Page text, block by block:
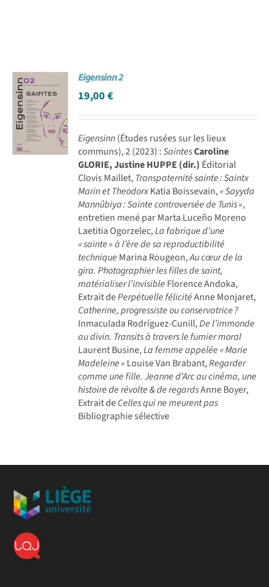
Eigensinn 2
19,00€
Eigensinn(Études rusées sur les lieux
communs), 2 (2023) :SaintesCaroline
GLORIE, Justine HUPPE (dir.) Éditorial
Clovis Maillet,Transpaternité sainte : Saintx
Marin et TheodorxKatia Boissevain,« Sayyda
Mannûbiya : Sainte controversée de Tunis »,
entretien mené par Marta Luceño Moreno
Laetitia Ogorzelec,La fabrique d’une
« sainte » à l’ère de sa reproductibilité
technique Marina Rougeon,Au cœur de la
gira. Photographier les filles de saint,
matérialiser l’invisible Florence Andoka,
Extrait dePerpétuelle félicitéAnne Monjaret,
Catherine, progressiste ou conservatrice ?
Inmaculada Rodríguez-Cunill,De l’immonde
au divin. Transits à travers le fumier moral
Laurent Busine,La femme appelée « Marie
Madeleine » Louise Van Brabant,Regarder
comme une fille. Jeanne d’Arc au cinéma, une
histoire de révolte & de regardsAnne Boyer,
Extrait deCelles qui ne meurent pas
Bibliographie sélective